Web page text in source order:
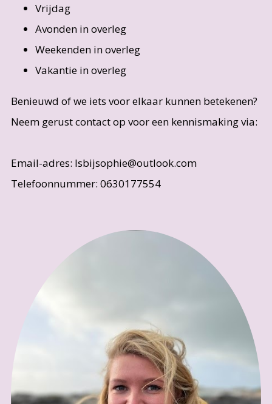
Vrijdag
Avonden in overleg
Weekenden in overleg
Vakantie in overleg
Benieuwd of we iets voor elkaar kunnen betekenen?
Neem gerust contact op voor een kennismaking via:
Email-adres: lsbijsophie@outlook.com
Telefoonnummer: 0630177554